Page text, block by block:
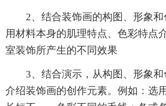
2、结合装饰画的构图、形象
用材料本身的肌理特点、色彩特点
室装饰所产生的不同效果
3、结合演示，从构图、形象
介绍装饰画的创作元素。例如：选